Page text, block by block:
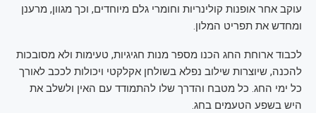
עוקב אחר אופנות קולינריות וחומרי גלם מיוחדים, וכך מגוון, מרענן
ומחדש את תפריט המלון.
לכבוד ארוחת החג הכנו מספר מנות חגיגיות, טעימות ולא מסובכות
להכנה, שיוצרות שילוב נפלא בשולחן אקלקטי ויכולות לככב לאורך
כל ימי החג. כל מטבח והדרך שלו להתמודד עם האין ולשלב את
היש בשפע הטעמים בחג.